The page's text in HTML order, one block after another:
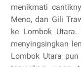
menikmati
Meno, dan Gili
ke Lombok Utara.
menyingsingkan
Lombok Utara